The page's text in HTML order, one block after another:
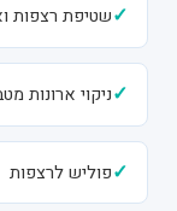
✓שטיפת רצפות
✓ניקוי ארונות
✓פוליש לרצפות